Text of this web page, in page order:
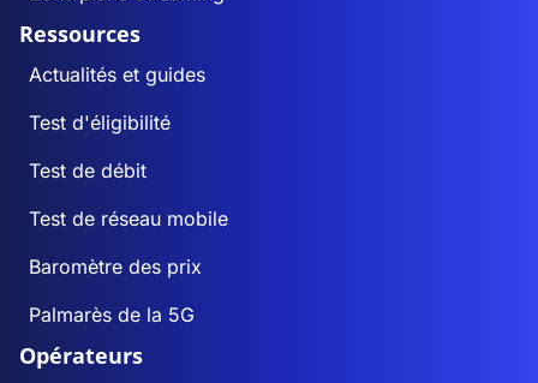
Ressources
Actualités et guides
Test d'éligibilité
Test de débit
Test de réseau mobile
Baromètre des prix
Palmarès de la 5G
Opérateurs